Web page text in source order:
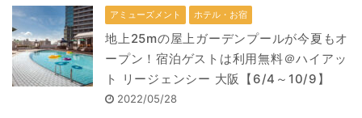
アミューズメント ホテル・お宿
地上25mの屋上ガーデンプールが今夏もオ
ープン！宿泊ゲストは利用無料＠ハイアッ
ト リージェンシー 大阪【6/4～10/9】
2022/05/28